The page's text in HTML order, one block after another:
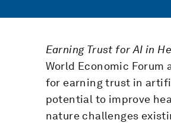
Earning Trust for AI in
World Economic
for earning trust in
potential to improve
nature challenges